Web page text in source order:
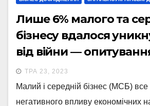
Лише 6% малого та
бізнесу вдалося
від війни —
ТРА 23, 2023
Малий і середній бізнес (МСБ) все
негативного впливу економічних